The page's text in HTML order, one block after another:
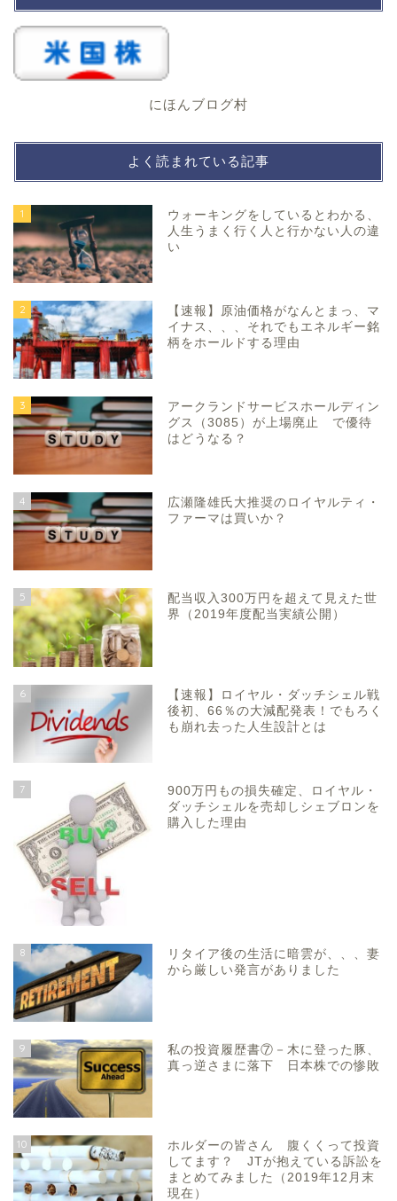
にほんブログ村
よく読まれている記事
1
ウォーキングをしているとわかる、
人生うまく行く人と行かない人の違
い
2
【速報】原油価格がなんとまっ、マ
イナス、、、それでもエネルギー銘
柄をホールドする理由
3
アークランドサービスホールディン
グス（3085）が上場廃止 で優待
はどうなる？
4
広瀬隆雄氏大推奨のロイヤルティ・
ファーマは買いか？
5
配当収入300万円を超えて見えた世
界（2019年度配当実績公開）
6
【速報】ロイヤル・ダッチシェル戦
後初、66％の大減配発表！でもろく
も崩れ去った人生設計とは
7
900万円もの損失確定、ロイヤル・
ダッチシェルを売却しシェブロンを
購入した理由
8
リタイア後の生活に暗雲が、、、妻
から厳しい発言がありました
9
私の投資履歴書⑦－木に登った豚、
真っ逆さまに落下 日本株での惨敗
10
ホルダーの皆さん 腹くくって投資
してます？ JTが抱えている訴訟を
まとめてみました（2019年12月末
現在）